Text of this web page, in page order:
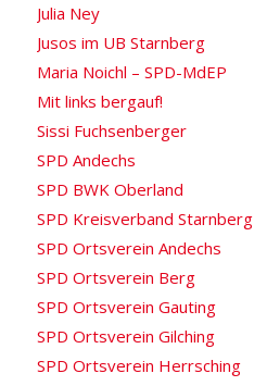
Julia Ney
Jusos im UB Starnberg
Maria Noichl – SPD-MdEP
Mit links bergauf!
Sissi Fuchsenberger
SPD Andechs
SPD BWK Oberland
SPD Kreisverband Starnberg
SPD Ortsverein Andechs
SPD Ortsverein Berg
SPD Ortsverein Gauting
SPD Ortsverein Gilching
SPD Ortsverein Herrsching